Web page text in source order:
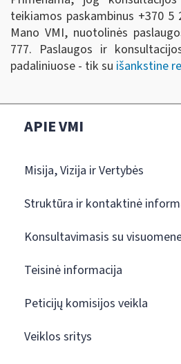
teikiamos paskambinus +370 5
Mano VMI, nuotolinės
777. Paslaugos ir
padaliniuose - tik su išankstine
APIE VMI
Misija, Vizija ir Vertybės
Struktūra ir kontaktinė
Konsultavimasis su
Teisinė informacija
Peticijų komisijos veikla
Veiklos sritys